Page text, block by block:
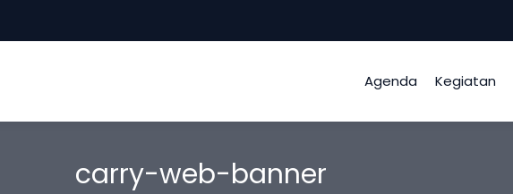
Agenda Kegiatan
carry-web-banner